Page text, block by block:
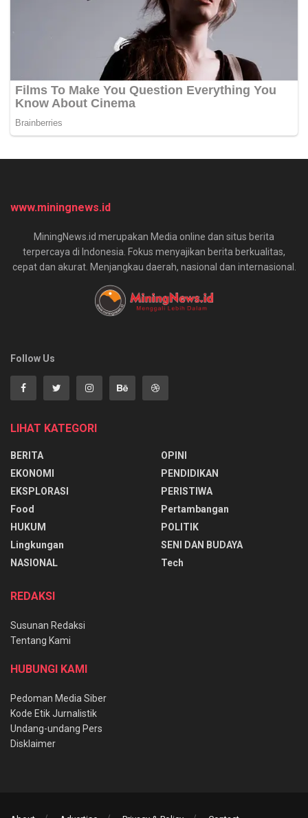
www.miningnews.id
MiningNews.id merupakan Media online dan situs berita
terpercaya di Indonesia. Fokus menyajikan berita berkualitas,
cepat dan akurat. Menjangkau daerah, nasional dan internasional.
Follow Us
LIHAT KATEGORI
BERITA
EKONOMI
EKSPLORASI
Food
HUKUM
Lingkungan
NASIONAL
OPINI
PENDIDIKAN
PERISTIWA
Pertambangan
POLITIK
SENI DAN BUDAYA
Tech
REDAKSI
Susunan Redaksi
Tentang Kami
HUBUNGI KAMI
Pedoman Media Siber
Kode Etik Jurnalistik
Undang-undang Pers
Disklaimer